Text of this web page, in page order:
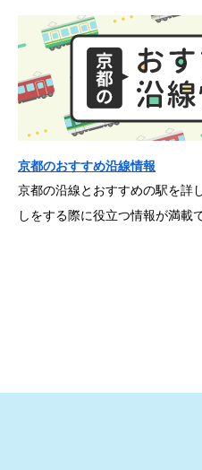
京都のおすすめ沿線情報
京都の沿線とおすすめの駅を詳
しをする際に役立つ情報が満載